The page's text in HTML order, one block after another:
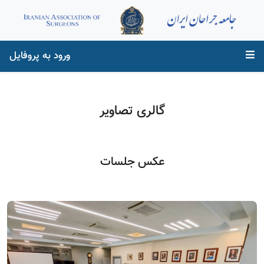
ورود به پروفایل
گالری تصاویر
عکس جلسات